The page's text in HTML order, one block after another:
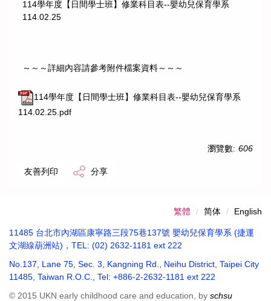
114學年度【日間學士班】修業科目表--嬰幼兒保育學系
114.02.25
～～～詳細內容請參考附件檔案資料～～～
114學年度【日間學士班】修業科目表--嬰幼兒保育學系
114.02.25.pdf
瀏覽數: 606
友善列印 分享
繁體 简体 English
11485 台北市內湖區康寧路三段75巷137號 嬰幼兒保育學系 (捷運
文湖線葫洲站)，TEL: (02) 2632-1181 ext 222
No.137, Lane 75, Sec. 3, Kangning Rd., Neihu District, Taipei City
11485, Taiwan R.O.C., Tel: +886-2-2632-1181 ext 222
© 2015 UKN early childhood care and education, by schsu